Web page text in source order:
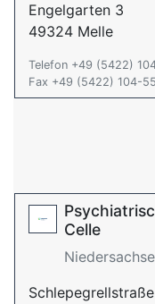
Engelgarten 3
49324 Melle
Telefon +49 (5422)
Fax +49 (5422) 104-
Celle